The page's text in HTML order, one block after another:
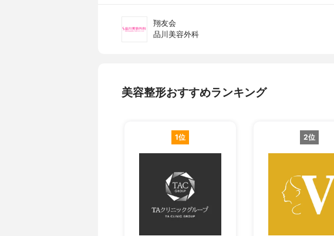
翔友会
品川美容外科
美容整形おすすめランキング
1位 2位